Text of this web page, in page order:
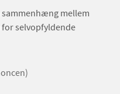
mellem
selvopfyldende